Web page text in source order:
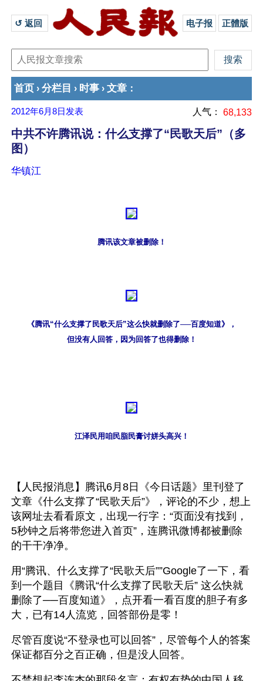
↺ 返回 电子报 正體版
首页 › 分栏目 › 时事 › 文章 ：
2012年6月8日 发表 人气： 68,133
中共不许腾讯说：什么支撑了“民歌天后”（多
图）
华镇江
腾讯该文章被删除！
《腾讯“什么支撑了民歌天后”这么快就删除了──百度知道》，
但没有人回答，因为回答了也得删除！
江泽民用咱民脂民膏讨姘头高兴！
【人民报消息】腾讯6月8日《今日话题》里刊登了
文章《什么支撑了“民歌天后”》，评论的不少，想上
该网址去看看原文，出现一行字：“页面没有找到，
5秒钟之后将带您进入首页”，连腾讯微博都被删除
的干干净净。
用“腾讯、什么支撑了“民歌天后””Google了一下，看
到一个题目《腾讯“什么支撑了民歌天后” 这么快就
删除了──百度知道》，点开看一看百度的胆子有多
大，已有14人流览，回答部份是零！
尽管百度说“不登录也可以回答”，尽管每个人的答案
保证都百分之百正确，但是没人回答。